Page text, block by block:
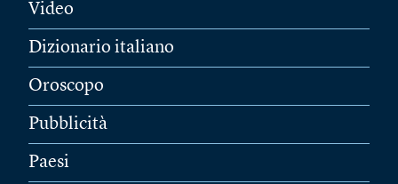
Video
Dizionario italiano
Oroscopo
Pubblicità
Paesi